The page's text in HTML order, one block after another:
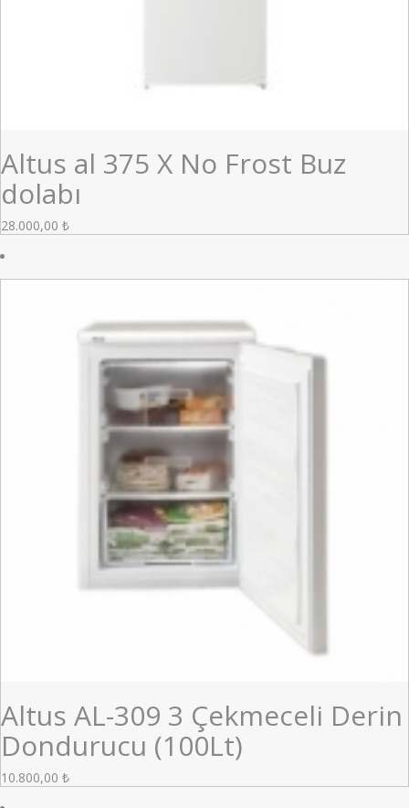
Altus al 375 X No Frost Buz
dolabı
28.000,00 ₺
Altus AL-309 3 Çekmeceli Derin
Dondurucu (100Lt)
10.800,00 ₺